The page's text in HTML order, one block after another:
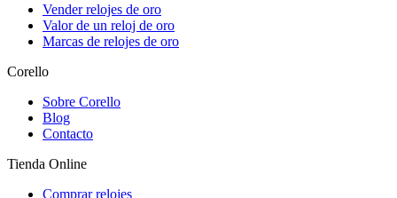
Vender relojes de oro
Valor de un reloj de oro
Marcas de relojes de oro
Corello
Sobre Corello
Blog
Contacto
Tienda Online
Comprar relojes